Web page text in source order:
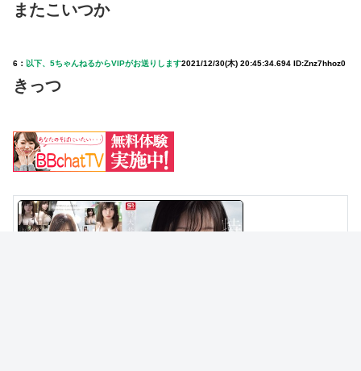
またこいつか
6： 以下、5ちゃんねるからVIPがお送りします2021/12/30(木) 20:45:34.694 ID:Znz7hhoz0
きっつ